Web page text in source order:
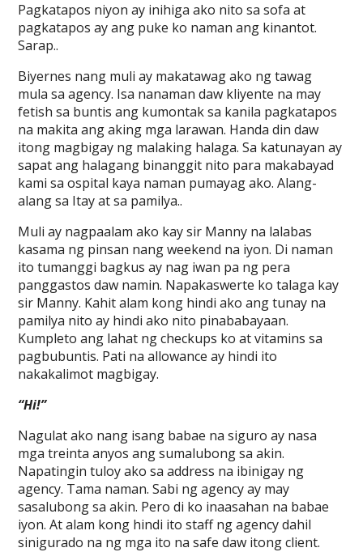
Pagkatapos niyon ay inihiga ako nito sa sofa at
pagkatapos ay ang puke ko naman ang kinantot.
Sarap..
Biyernes nang muli ay makatawag ako ng tawag
mula sa agency. Isa nanaman daw kliyente na may
fetish sa buntis ang kumontak sa kanila pagkatapos
na makita ang aking mga larawan. Handa din daw
itong magbigay ng malaking halaga. Sa katunayan ay
sapat ang halagang binanggit nito para makabayad
kami sa ospital kaya naman pumayag ako. Alang-
alang sa Itay at sa pamilya..
Muli ay nagpaalam ako kay sir Manny na lalabas
kasama ng pinsan nang weekend na iyon. Di naman
ito tumanggi bagkus ay nag iwan pa ng pera
panggastos daw namin. Napakaswerte ko talaga kay
sir Manny. Kahit alam kong hindi ako ang tunay na
pamilya nito ay hindi ako nito pinababayaan.
Kumpleto ang lahat ng checkups ko at vitamins sa
pagbubuntis. Pati na allowance ay hindi ito
nakakalimot magbigay.
“Hi!”
Nagulat ako nang isang babae na siguro ay nasa
mga treinta anyos ang sumalubong sa akin.
Napatingin tuloy ako sa address na ibinigay ng
agency. Tama naman. Sabi ng agency ay may
sasalubong sa akin. Pero di ko inaasahan na babae
iyon. At alam kong hindi ito staff ng agency dahil
sinigurado na ng mga ito na safe daw itong client.